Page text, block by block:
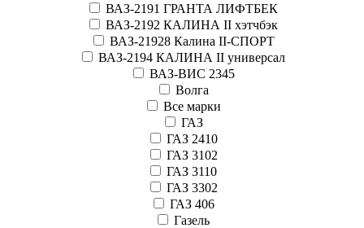
ВАЗ-2191 ГРАНТА ЛИФТБЕК
ВАЗ-2192 КАЛИНА II хэтчбэк
ВАЗ-21928 Калина II-СПОРТ
ВАЗ-2194 КАЛИНА II универсал
ВАЗ-ВИС 2345
Волга
Все марки
ГАЗ
ГАЗ 2410
ГАЗ 3102
ГАЗ 3110
ГАЗ 3302
ГАЗ 406
Газель